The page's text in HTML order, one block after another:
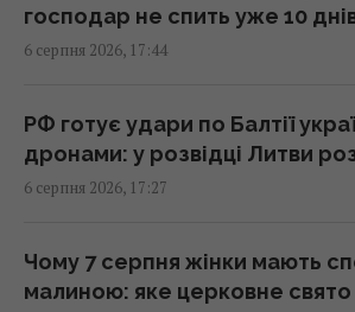
Експорт до 15% не зірве
на зиму, - аналітик
В Італії через спеку
працюватимуть довше:
17:13 четвер, 06 серпня 2026
господар не спить уже 10
6 серпня 2026, 17:44
РФ готує удари по Балтії
дронами: у розвідці Литви
6 серпня 2026, 17:27
Чому 7 серпня жінки мають
малиною: яке церковне свято